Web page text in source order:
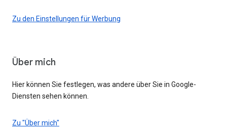
Zu den Einstellungen für Werbung
Über mich
Hier können Sie festlegen, was andere über Sie in Google-
Diensten sehen können.
Zu "Über mich"